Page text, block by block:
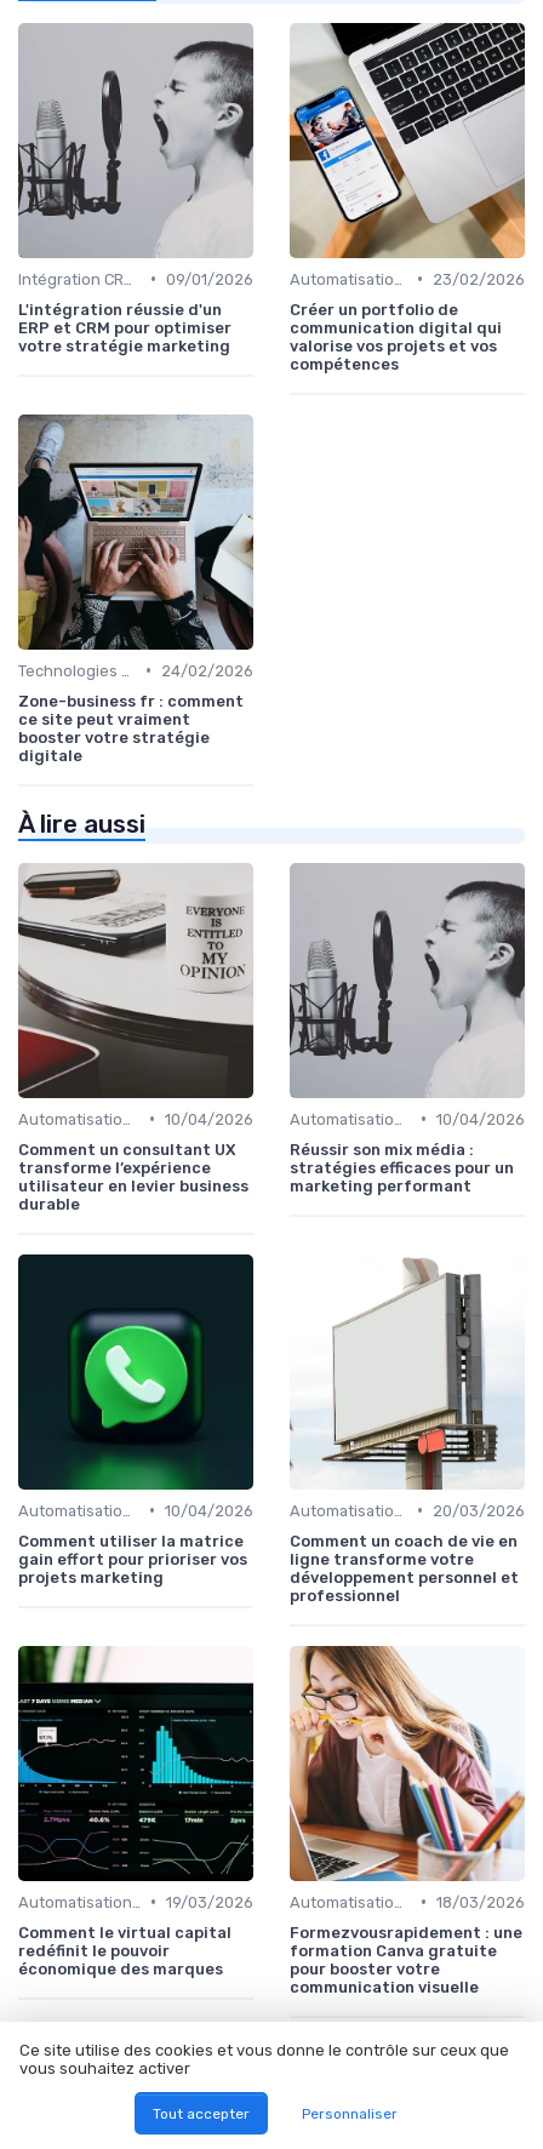
• 09/01/2026
L'intégration réussie d'un
ERP et CRM pour optimiser
votre stratégie marketing
•
23/02/2026
Créer un portfolio de
communication digital qui
valorise vos projets et vos
compétences
•
24/02/2026
Zone-business fr : comment
ce site peut vraiment
booster votre stratégie
digitale
À lire aussi
• 10/04/2026
Comment un consultant UX
transforme l’expérience
utilisateur en levier business
durable
• 10/04/2026
Réussir son mix média :
stratégies efficaces pour un
marketing performant
• 10/04/2026
Comment utiliser la matrice
gain effort pour prioriser vos
projets marketing
•
20/03/2026
Comment un coach de vie en
ligne transforme votre
développement personnel et
professionnel
• 19/03/2026
Comment le virtual capital
redéfinit le pouvoir
économique des marques
• 18/03/2026
Formezvousrapidement : une
formation Canva gratuite
pour booster votre
communication visuelle
Ce site utilise des cookies et vous donne le contrôle sur ceux que
vous souhaitez activer
Tout accepter Personnaliser